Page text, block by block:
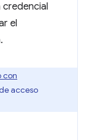
credencial
el
con
acceso